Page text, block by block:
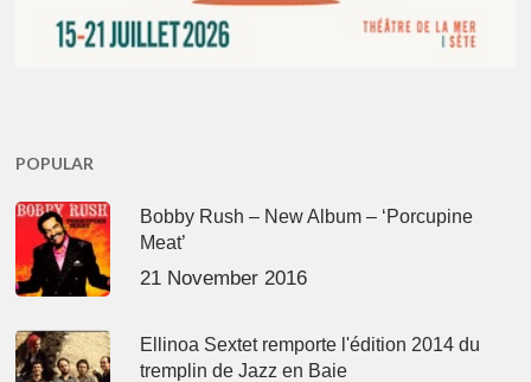
POPULAR
Bobby Rush – New Album – ‘Porcupine
Meat’
21 November 2016
Ellinoa Sextet remporte l'édition 2014 du
tremplin de Jazz en Baie